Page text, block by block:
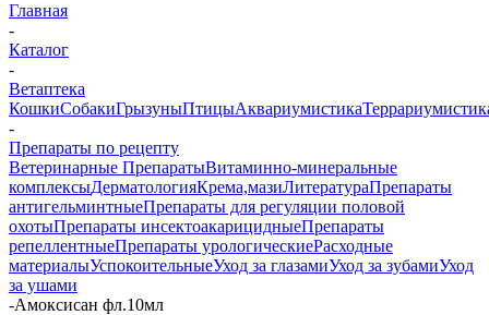
Главная
-
Каталог
-
Ветаптека
КошкиСобакиГрызуныПтицыАквариумистика
-
Препараты по рецепту
Ветеринарные ПрепаратыВитаминно-минеральные
комплексыДерматологияКрема,мазиЛитератураПрепараты
антигельминтныеПрепараты для регуляции половой
охотыПрепараты инсектоакарицидныеПрепараты
репеллентныеПрепараты урологическиеРасходные
материалыУспокоительныеУход за глазамиУход за зубамиУход
за ушами
-Амоксисан фл.10мл